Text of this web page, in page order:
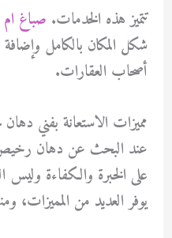
تتميز هذه الخدمات. صباغ ام
شكل المكان بالكامل
أصحاب العقارات.
مميزات الاستعانة بفني
عند البحث عن دهان
على الخبرة والكفاءة وليس
يوفر العديد من المميزات،